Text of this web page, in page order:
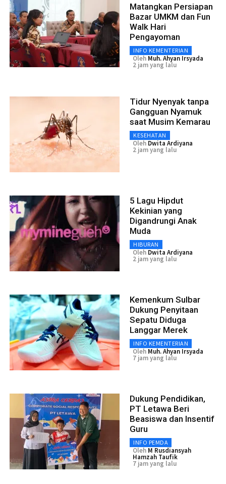
Matangkan Persiapan
Bazar UMKM dan Fun
Walk Hari
Pengayoman
INFO KEMENTERIAN
Oleh Muh. Ahyan Irsyada
2 jam yang lalu
Tidur Nyenyak tanpa
Gangguan Nyamuk
saat Musim Kemarau
KESEHATAN
Oleh Dwita Ardiyana
2 jam yang lalu
5 Lagu Hipdut
Kekinian yang
Digandrungi Anak
Muda
HIBURAN
Oleh Dwita Ardiyana
2 jam yang lalu
Kemenkum Sulbar
Dukung Penyitaan
Sepatu Diduga
Langgar Merek
INFO KEMENTERIAN
Oleh Muh. Ahyan Irsyada
7 jam yang lalu
Dukung Pendidikan,
PT Letawa Beri
Beasiswa dan Insentif
Guru
INFO PEMDA
Oleh M Rusdiansyah
Hamzah Taufik
7 jam yang lalu